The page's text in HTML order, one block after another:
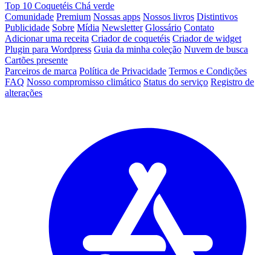
Top 10 Coquetéis Chá verde
Comunidade Premium Nossas apps Nossos livros Distintivos
Publicidade Sobre Mídia Newsletter Glossário Contato
Adicionar uma receita Criador de coquetéis Criador de widget
Plugin para Wordpress Guia da minha coleção Nuvem de busca
Cartões presente
Parceiros de marca Política de Privacidade Termos e Condições
FAQ Nosso compromisso climático Status do serviço Registro de
alterações